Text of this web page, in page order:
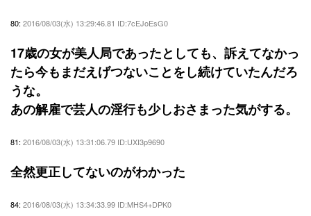
80: 2016/08/03(水) 13:29:46.81 ID:7cEJoEsG0
17歳の女が美人局であったとしても、訴えてなかっ
たら今もまだえげつないことをし続けていたんだろ
うな。
あの解雇で芸人の淫行も少しおさまった気がする。
81: 2016/08/03(水) 13:31:06.79 ID:UXI3p9690
全然更正してないのがわかった
84: 2016/08/03(水) 13:34:33.99 ID:MHS4+DPK0